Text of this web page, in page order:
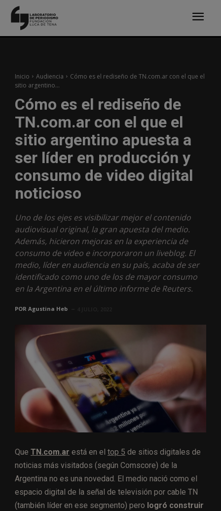
Inicio Audiencia
Cómo es el rediseño de TN.com.ar con el que el
sitio argentino...
Cómo es el rediseño de
TN.com.ar con el que el
sitio argentino apuesta a
ser líder en producción y
consumo de video digital
noticioso
Uno de los ejes es visibilizar mejor el contenido
audiovisual original, la gran apuesta del medio.
Además, hicieron mejoras en la experiencia de
consumo de video e incorporaron un liveblog. El
medio, líder en audiencia en su país, acaba de ser
identificado como uno de los de mayor consumo
en la Argentina en el último informe de Reuters.
POR Agustina Heb
Que TN.com.ar está en el top 5 de sitios digitales de
noticias más visitados (según Comscore) de la
Argentina no es una novedad. El medio nació como el
espacio digital de la señal de televisión por cable TN
(también líder en ese segmento) pero logró construir